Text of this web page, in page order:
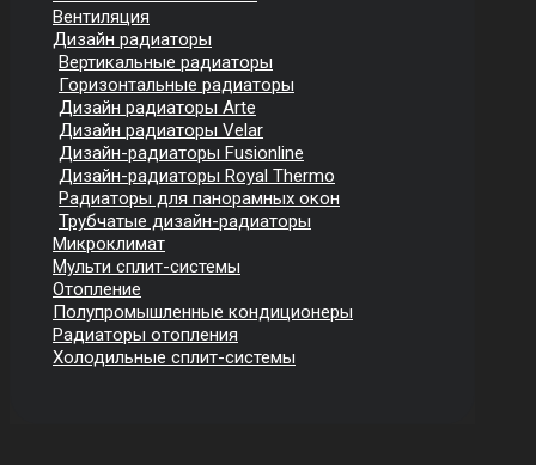
Вентиляция
Дизайн радиаторы
Вертикальные радиаторы
Горизонтальные радиаторы
Дизайн радиаторы Arte
Дизайн радиаторы Velar
Дизайн-радиаторы Fusionline
Дизайн-радиаторы Royal Thermo
Радиаторы для панорамных окон
Трубчатые дизайн-радиаторы
Микроклимат
Мульти сплит-системы
Отопление
Полупромышленные кондиционеры
Радиаторы отопления
Холодильные сплит-системы